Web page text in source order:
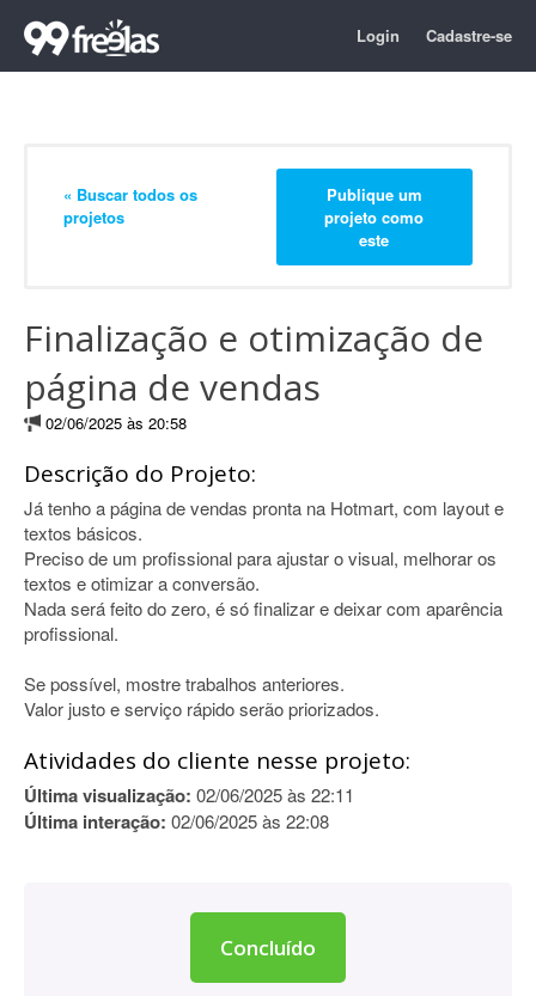
Login Cadastre-se
« Buscar todos os
projetos
Publique um
projeto como
este
Finalização e otimização de
página de vendas
02/06/2025 às 20:58
Descrição do Projeto:
Já tenho a página de vendas pronta na Hotmart, com layout e
textos básicos.
Preciso de um profissional para ajustar o visual, melhorar os
textos e otimizar a conversão.
Nada será feito do zero, é só finalizar e deixar com aparência
profissional.
Se possível, mostre trabalhos anteriores.
Valor justo e serviço rápido serão priorizados.
Atividades do cliente nesse projeto:
Última visualização: 02/06/2025 às 22:11
Última interação: 02/06/2025 às 22:08
Concluído